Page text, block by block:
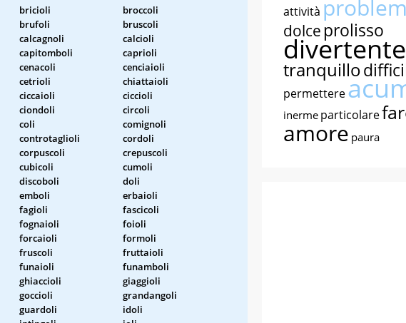
bricioli
broccoli
brufoli
bruscoli
calcagnoli
calcioli
capitomboli
caprioli
cenacoli
cenciaioli
cetrioli
chiattaioli
ciccaioli
ciccioli
ciondoli
circoli
coli
comignoli
controtaglioli
cordoli
corpuscoli
crepuscoli
cubicoli
cumoli
discoboli
doli
emboli
erbaioli
fagioli
fascicoli
fognaioli
foioli
forcaioli
formoli
fruscoli
fruttaioli
funaioli
funamboli
ghiaccioli
giaggioli
goccioli
grandangoli
guardoli
idoli
attività
dolce prolisso
divertente
tranquillo
permettere
inerme particolare
amore paura